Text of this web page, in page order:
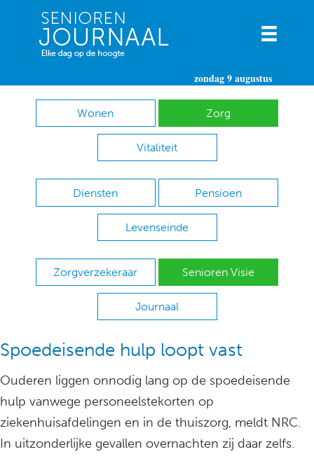
zondag 9 augustus
Wonen Zorg
Vitaliteit
Diensten Pensioen
Levenseinde
Zorgverzekeraar Senioren Visie
Journaal
Spoedeisende hulp loopt vast
Ouderen liggen onnodig lang op de spoedeisende
hulp vanwege personeelstekorten op
ziekenhuisafdelingen en in de thuiszorg, meldt NRC.
In uitzonderlijke gevallen overnachten zij daar zelfs.